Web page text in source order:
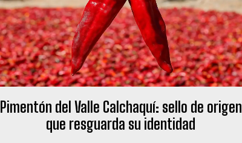
Pimentón del Valle Calchaquí: sello de origen
que resguarda su identidad